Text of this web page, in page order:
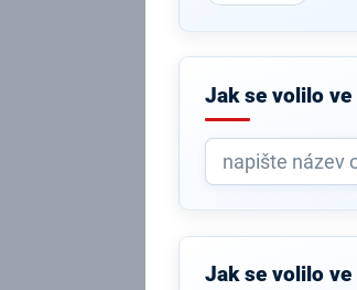
Jak se volilo ve
Jak se volilo ve